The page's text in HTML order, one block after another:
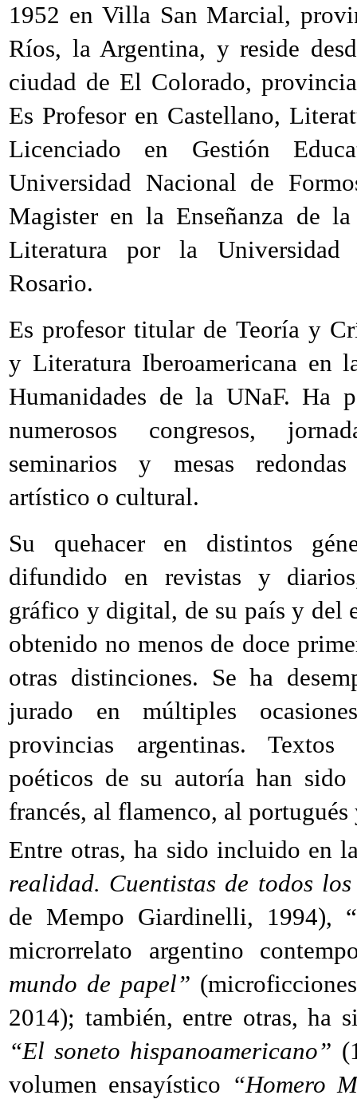
1952 en Villa San Marcial,
Ríos, la Argentina, y reside
ciudad de El Colorado,
Es Profesor en Castellano,
Licenciado en Gestión
Universidad Nacional de
Magister en la Enseñanza de
Literatura por la Universidad
Rosario.
Es profesor titular de Teoría y
y Literatura Iberoamericana en
Humanidades de la UNaF. Ha
numerosos congresos,
seminarios y mesas
artístico o cultural.
Su quehacer en distintos
difundido en revistas y
gráfico y digital, de su país y del
obtenido no menos de doce
otras distinciones. Se ha
jurado en múltiples
provincias argentinas.
poéticos de su autoría han sido
francés, al flamenco, al
Entre otras, ha sido incluido en
realidad. Cuentistas de todos
de Mempo Giardinelli, 1994),
microrrelato argentino
mundo de papel”
2014); también, entre otras, ha
“El soneto hispanoamericano”
volumen ensayístico “Homero